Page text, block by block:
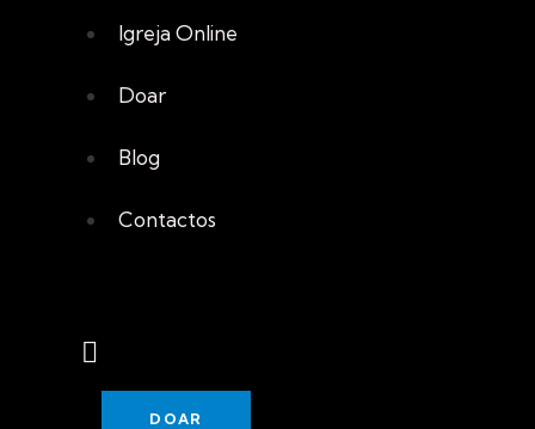
Igreja Online
Doar
Blog
Contactos
DOAR